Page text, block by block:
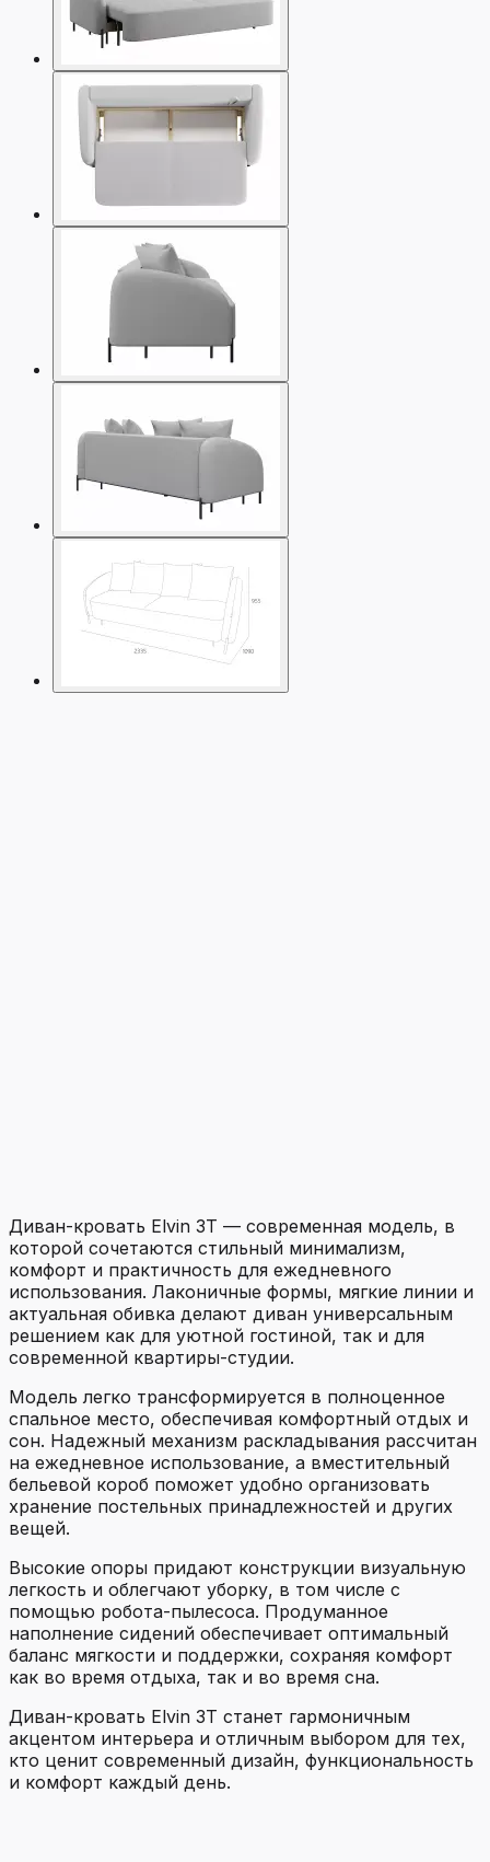
Диван-кровать Elvin 3T — современная модель, в
которой сочетаются стильный минимализм,
комфорт и практичность для ежедневного
использования. Лаконичные формы, мягкие линии и
актуальная обивка делают диван универсальным
решением как для уютной гостиной, так и для
современной квартиры-студии.
Модель легко трансформируется в полноценное
спальное место, обеспечивая комфортный отдых и
сон. Надежный механизм раскладывания рассчитан
на ежедневное использование, а вместительный
бельевой короб поможет удобно организовать
хранение постельных принадлежностей и других
вещей.
Высокие опоры придают конструкции визуальную
легкость и облегчают уборку, в том числе с
помощью робота-пылесоса. Продуманное
наполнение сидений обеспечивает оптимальный
баланс мягкости и поддержки, сохраняя комфорт
как во время отдыха, так и во время сна.
Диван-кровать Elvin 3T станет гармоничным
акцентом интерьера и отличным выбором для тех,
кто ценит современный дизайн, функциональность
и комфорт каждый день.